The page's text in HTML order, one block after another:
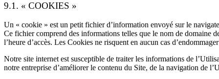
9.1. « COOKIES »
Un « cookie » est un petit fichier d’information envoyé sur le
Ce fichier comprend des informations telles que le nom de domaine
l’heure d’accès. Les Cookies ne risquent en aucun cas
Notre site internet est susceptible de traiter les informations de
notre entreprise d’améliorer le contenu du Site, de la navigation de